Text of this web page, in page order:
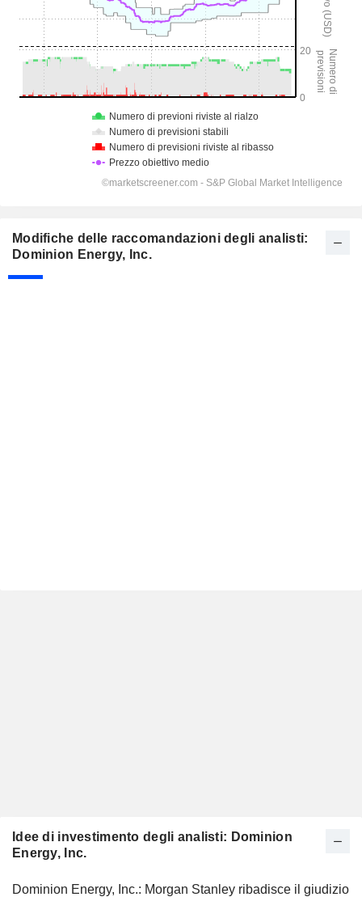
Modifiche delle raccomandazioni degli analisti:
Dominion Energy, Inc.
Idee di investimento degli analisti: Dominion
Energy, Inc.
Dominion Energy, Inc.: Morgan Stanley ribadisce il giudizio